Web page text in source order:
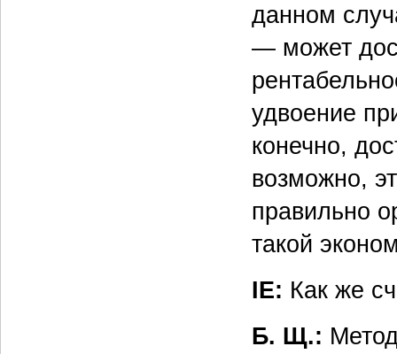
данном
— может
удвоение
конечно,
возможно,
правильно
такой
IE: Как же
Б. Щ.: